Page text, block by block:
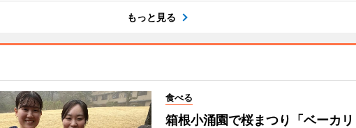
もっと見る
食べる
箱根小涌園で桜まつり「ベーカリ